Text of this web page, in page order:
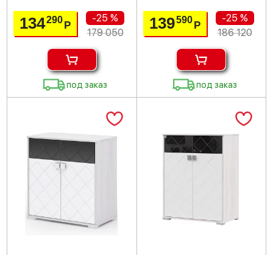
134290Р
-25 %
179 050
под заказ
139590 Р
-25 %
186 120
под заказ